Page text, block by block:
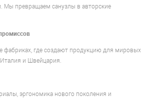
Мы превращаем санузлы в авторские
фабриках, где создают продукцию для мировых
Италия и Швейцария.
эргономика нового поколения и